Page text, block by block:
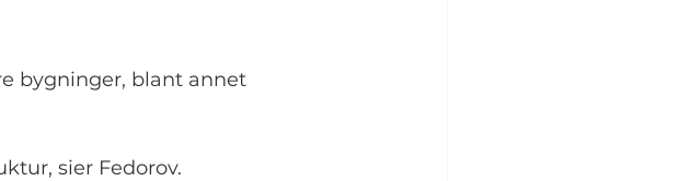
bygninger, blant annet
sier Fedorov.